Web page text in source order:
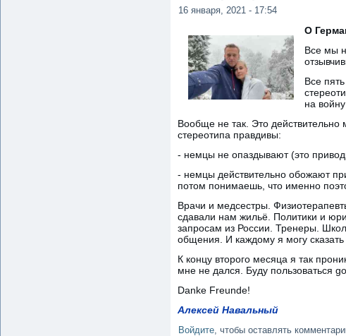
16 января, 2021 - 17:54
О
Все мы
Все
на
Вообще не так. Это
стереотипа правдивы:
- немцы не опаздывают (это
- немцы действительно обожают
потом понимаешь, что именно
Врачи и медсестры.
сдавали нам жильё. Политики и
запросам из России. Тренеры.
общения. И каждому я могу сказать
К концу второго месяца я так
мне не дался. Буду пользоваться
Danke Freunde!
Алексей Навальный
Войдите , чтобы оставлять